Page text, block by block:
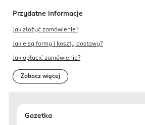
Przydatne informacje
Jak złożyć zamówienie?
Jakie są formy i koszty dostawy?
Jak opłacić zamówienie?
Zobacz więcej
Gazetka